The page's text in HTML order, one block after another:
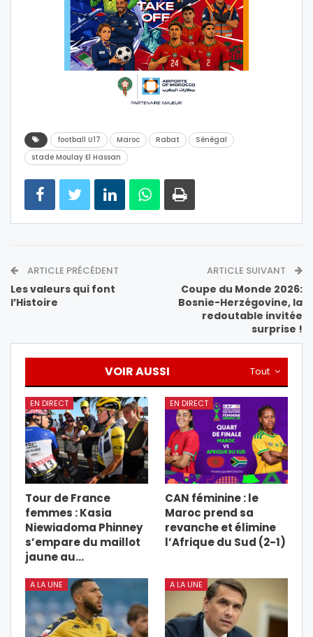
football U17 Maroc Rabat
Sénégal
stade Moulay El Hassan
ARTICLE PRÉCÉDENT
Les valeurs qui font
l’Histoire
ARTICLE SUIVANT
Coupe du Monde 2026:
Bosnie-Herzégovine, la
redoutable invitée
surprise !
Tout
VOIR AUSSI
EN DIRECT
Tour de France
femmes : Kasia
Niewiadoma Phinney
s’empare du maillot
jaune au…
EN DIRECT
CAN féminine : le
Maroc prend sa
revanche et élimine
l’Afrique du Sud (2-1)
A LA UNE A LA UNE